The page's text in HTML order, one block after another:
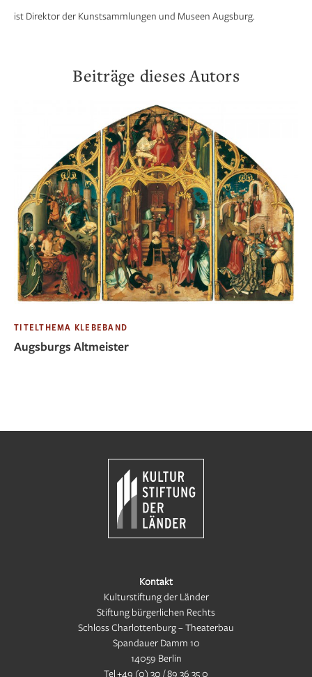
ist Direktor der Kunstsammlungen und Museen Augsburg.
Beiträge dieses Autors
TITELTHEMA KLEBEBAND
Augsburgs Altmeister
Kontakt
Kulturstiftung der Länder
Stiftung bürgerlichen Rechts
Schloss Charlottenburg – Theaterbau
Spandauer Damm 10
14059 Berlin
Tel+49 (0) 30 / 89 36 35 0